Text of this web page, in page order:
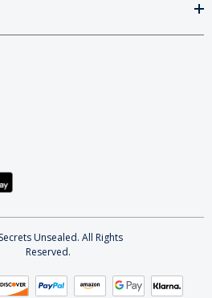
Unsealed. All Rights
Reserved.